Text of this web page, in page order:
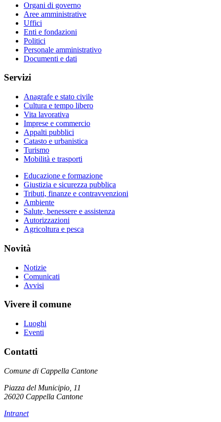
Organi di governo
Aree amministrative
Uffici
Enti e fondazioni
Politici
Personale amministrativo
Documenti e dati
Servizi
Anagrafe e stato civile
Cultura e tempo libero
Vita lavorativa
Imprese e commercio
Appalti pubblici
Catasto e urbanistica
Turismo
Mobilità e trasporti
Educazione e formazione
Giustizia e sicurezza pubblica
Tributi, finanze e contravvenzioni
Ambiente
Salute, benessere e assistenza
Autorizzazioni
Agricoltura e pesca
Novità
Notizie
Comunicati
Avvisi
Vivere il comune
Luoghi
Eventi
Contatti
Comune di Cappella Cantone
Piazza del Municipio, 11
26020 Cappella Cantone
Intranet